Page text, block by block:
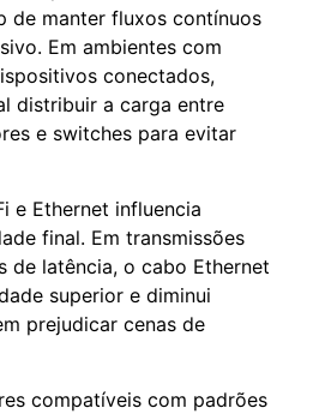
de manter fluxos contínuos
Em ambientes com
conectados,
distribuir a carga entre
e switches para evitar
e Ethernet influencia
final. Em transmissões
de latência, o cabo Ethernet
superior e diminui
prejudicar cenas de
compatíveis com padrões